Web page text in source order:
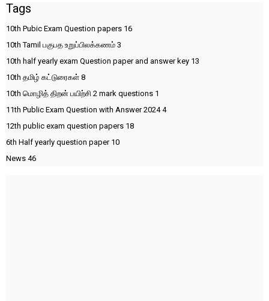
Tags
10th Pubic Exam Question papers 16
10th Tamil பகுபத உறுப்பிலக்கணம் 3
10th half yearly exam Question paper and answer key 13
10th தமிழ் கட்டுரைகள் 8
10th மொழித் திறன் பயிற்சி 2 mark questions 1
11th Public Exam Question with Answer 20244
12th public exam question papers 18
6th Half yearly question paper 10
News 46